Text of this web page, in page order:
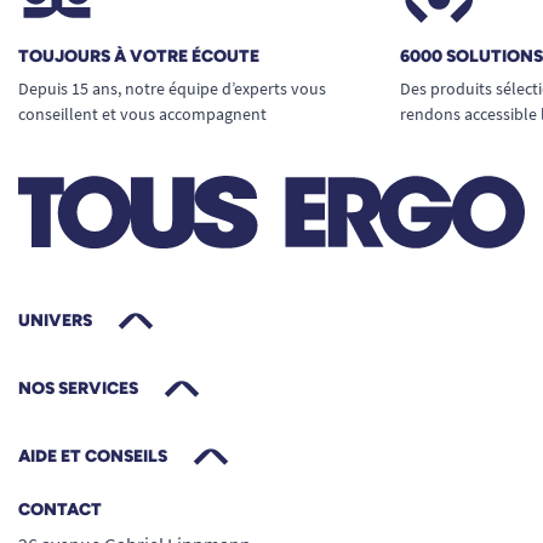
Stabilité renforcée
: la densité de la
mousse évite les déformations et assure un
maintien parfait même lors de transferts ou
Caractéristiques techniques
Dimensions: 42 x 42 x 8 cm
Poids: 500 g
Composition ext.
Composition int.
polyuréthane (modèle à découpe)
Maxiconfort
TOUJOURS À VOTRE ÉCOUTE
Depuis 15 ans, notre équipe d’experts vous
conseillent et vous accompagnent
6000
Des produits
rendons
UNIVERS
NOS SERVICES
AIDE ET CONSEILS
CONTACT